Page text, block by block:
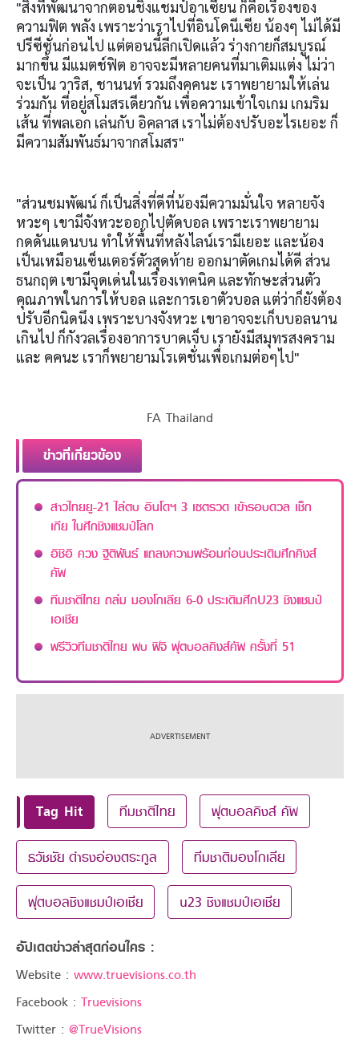
"สิ่งที่พัฒนาจากตอนชิงแชมป์อาเซียน ก็คือเรื่องของ
ความฟิต พลัง เพราะว่าเราไปที่อินโดนีเซีย น้องๆ ไม่ได้มี
ปรีซีซั่นก่อนไป แต่ตอนนี้ลีกเปิดแล้ว ร่างกายก็สมบูรณ์
มากขึ้น มีแมตช์ฟิต อาจจะมีหลายคนที่มาเติมแต่ง ไม่ว่า
จะเป็น วาริส, ชานนท์ รวมถึงคคนะ เราพยายามให้เล่น
ร่วมกัน ที่อยู่สโมสรเดียวกัน เพื่อความเข้าใจเกม เกมริม
เส้น ที่พลเอก เล่นกับ อิคลาส เราไม่ต้องปรับอะไรเยอะ ก็
มีความสัมพันธ์มาจากสโมสร"
"ส่วนชมพัฒน์ ก็เป็นสิ่งที่ดีที่น้องมีความมั่นใจ หลายจัง
หวะๆ เขามีจังหวะออกไปตัดบอล เพราะเราพยายาม
กดดันแดนบน ทำให้พื้นที่หลังไลน์เรามีเยอะ และน้อง
เป็นเหมือนเซ็นเตอร์ตัวสุดท้าย ออกมาตัดเกมได้ดี ส่วน
ธนกฤต เขามีจุดเด่นในเรื่องเทคนิค และทักษะส่วนตัว
คุณภาพในการให้บอล และการเอาตัวบอล แต่ว่าก็ยังต้อง
ปรับอีกนิดนึง เพราะบางจังหวะ เขาอาจจะเก็บบอลนาน
เกินไป ก็กังวลเรื่องอาการบาดเจ็บ เรายังมีสมุทรสงคราม
และ คคนะ เราก็พยายามโรเตชั่นเพื่อเกมต่อๆไป"
FA Thailand
ข่าวที่เกี่ยวข้อง
สาวไทยยู-21 ไล่ตบ อินโดฯ 3 เซตรวด เข้ารอบดวล เช็ก
เกีย ในศึกชิงแชมป์โลก
อิชิอิ ควง ฐิติพันธ์ แถลงความพร้อมก่อนประเดิมศึกคิงส์
คัพ
ทีมชาติไทย ถล่ม มองโกเลีย 6-0 ประเดิมศึกU23 ชิงแชมป์
เอเชีย
พรีวิวทีมชาติไทย พบ ฟิจิ ฟุตบอลคิงส์คัพ ครั้งที่ 51
Tag Hit ทีมชาติไทย ฟุตบอลคิงส์ คัพ
ธวัชชัย ดำรงอ่องตระกูล ทีมชาติมองโกเลีย
ฟุตบอลชิงแชมป์เอเชีย u23 ชิงแชมป์เอเชีย
อัปเดตข่าวล่าสุดก่อนใคร :
Website : www.truevisions.co.th
Facebook : Truevisions
Twitter : @TrueVisions